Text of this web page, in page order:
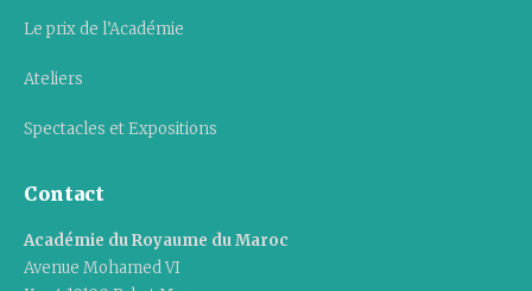
Le prix de l’Académie
Ateliers
Spectacles et Expositions
Contact
Académie du Royaume du Maroc
Avenue Mohamed VI